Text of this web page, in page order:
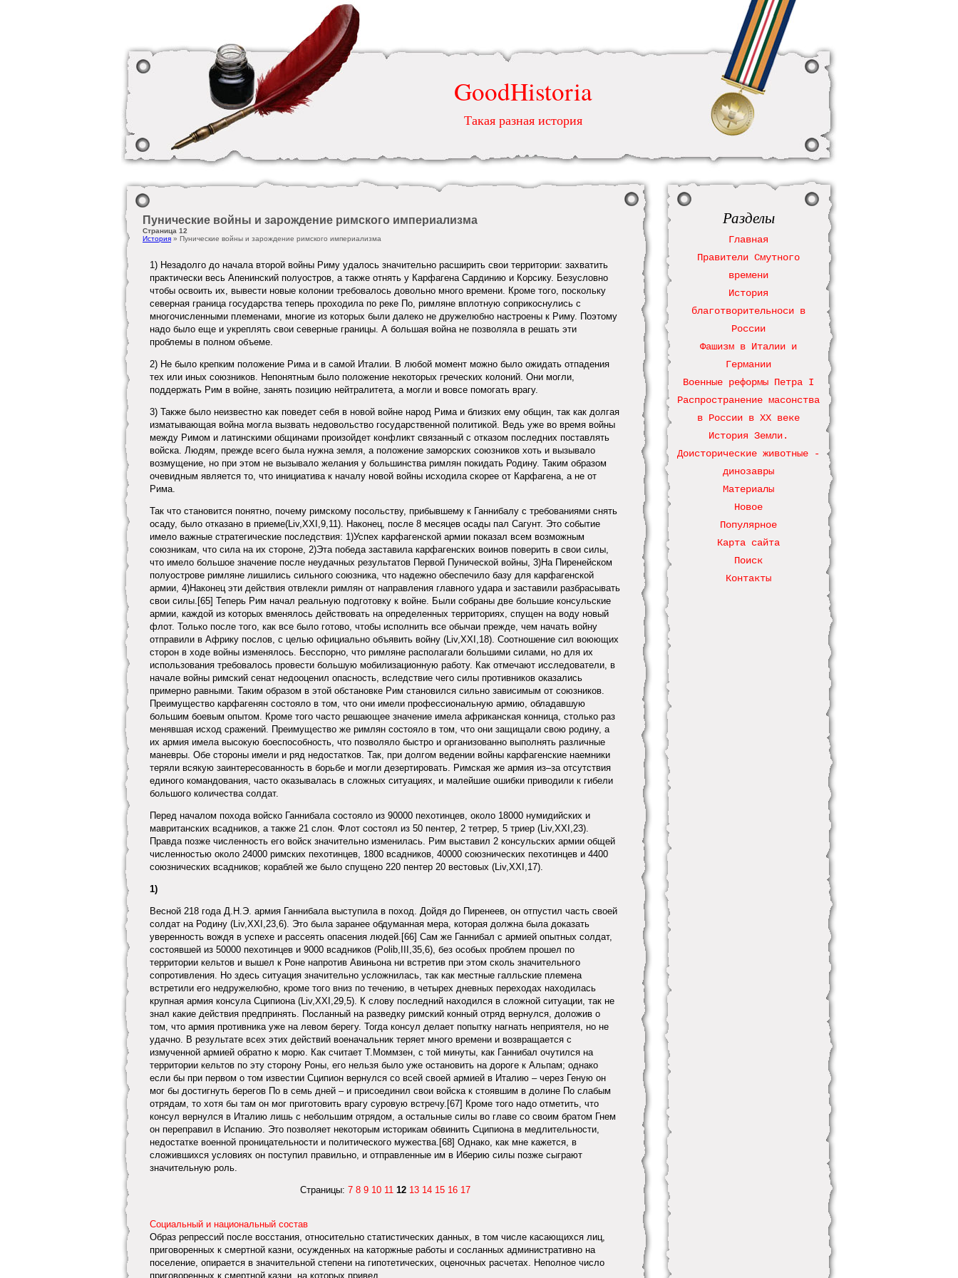
GoodHistoria
Такая разная история
Пунические войны и зарождение римского империализма
Страница 12
История » Пунические войны и зарождение римского империализма
1) Незадолго до начала второй войны Риму удалось значительно расширить свои территории: захватить
практически весь Апенинский полуостров, а также отнять у Карфагена Сардинию и Корсику. Безусловно
чтобы освоить их, вывести новые колонии требовалось довольно много времени. Кроме того, поскольку
северная граница государства теперь проходила по реке По, римляне вплотную соприкоснулись с
многочисленными племенами, многие из которых были далеко не дружелюбно настроены к Риму. Поэтому
надо было еще и укреплять свои северные границы. А большая война не позволяла в решать эти
проблемы в полном объеме.
2) Не было крепким положение Рима и в самой Италии. В любой момент можно было ожидать отпадения
тех или иных союзников. Непонятным было положение некоторых греческих колоний. Они могли,
поддержать Рим в войне, занять позицию нейтралитета, а могли и вовсе помогать врагу.
3) Также было неизвестно как поведет себя в новой войне народ Рима и близких ему общин, так как долгая
изматывающая война могла вызвать недовольство государственной политикой. Ведь уже во время войны
между Римом и латинскими общинами произойдет конфликт связанный с отказом последних поставлять
войска. Людям, прежде всего была нужна земля, а положение заморских союзников хоть и вызывало
возмущение, но при этом не вызывало желания у большинства римлян покидать Родину. Таким образом
очевидным является то, что инициатива к началу новой войны исходила скорее от Карфагена, а не от
Рима.
Так что становится понятно, почему римскому посольству, прибывшему к Ганнибалу с требованиями снять
осаду, было отказано в приеме(Liv,XXI,9,11). Наконец, после 8 месяцев осады пал Сагунт. Это событие
имело важные стратегические последствия: 1)Успех карфагенской армии показал всем возможным
союзникам, что сила на их стороне, 2)Эта победа заставила карфагенских воинов поверить в свои силы,
что имело большое значение после неудачных результатов Первой Пунической войны, 3)На Пиренейском
полуострове римляне лишились сильного союзника, что надежно обеспечило базу для карфагенской
армии, 4)Наконец эти действия отвлекли римлян от направления главного удара и заставили разбрасывать
свои силы.[65] Теперь Рим начал реальную подготовку к войне. Были собраны две большие консульские
армии, каждой из которых вменялось действовать на определенных территориях, спущен на воду новый
флот. Только после того, как все было готово, чтобы исполнить все обычаи прежде, чем начать войну
отправили в Африку послов, с целью официально объявить войну (Liv,XXI,18). Соотношение сил воюющих
сторон в ходе войны изменялось. Бесспорно, что римляне располагали большими силами, но для их
использования требовалось провести большую мобилизационную работу. Как отмечают исследователи, в
начале войны римский сенат недооценил опасность, вследствие чего силы противников оказались
примерно равными. Таким образом в этой обстановке Рим становился сильно зависимым от союзников.
Преимущество карфагенян состояло в том, что они имели профессиональную армию, обладавшую
большим боевым опытом. Кроме того часто решающее значение имела африканская конница, столько раз
менявшая исход сражений. Преимущество же римлян состояло в том, что они защищали свою родину, а
их армия имела высокую боеспособность, что позволяло быстро и организованно выполнять различные
маневры. Обе стороны имели и ряд недостатков. Так, при долгом ведении войны карфагенские наемники
теряли всякую заинтересованность в борьбе и могли дезертировать. Римская же армия из–за отсутствия
единого командования, часто оказывалась в сложных ситуациях, и малейшие ошибки приводили к гибели
большого количества солдат.
Перед началом похода войско Ганнибала состояло из 90000 пехотинцев, около 18000 нумидийских и
мавританских всадников, а также 21 слон. Флот состоял из 50 пентер, 2 тетрер, 5 триер (Liv,XXI,23).
Правда позже численность его войск значительно изменилась. Рим выставил 2 консульских армии общей
численностью около 24000 римских пехотинцев, 1800 всадников, 40000 союзнических пехотинцев и 4400
союзнических всадников; кораблей же было спущено 220 пентер 20 вестовых (Liv,XXI,17).
1)
Весной 218 года Д.Н.Э. армия Ганнибала выступила в поход. Дойдя до Пиренеев, он отпустил часть своей
солдат на Родину (Liv,XXI,23,6). Это была заранее обдуманная мера, которая должна была доказать
уверенность вождя в успехе и рассеять опасения людей.[66] Сам же Ганнибал с армией опытных солдат,
состоявшей из 50000 пехотинцев и 9000 всадников (Polib,III,35,6), без особых проблем прошел по
территории кельтов и вышел к Роне напротив Авиньона ни встретив при этом сколь значительного
сопротивления. Но здесь ситуация значительно усложнилась, так как местные галльские племена
встретили его недружелюбно, кроме того вниз по течению, в четырех дневных переходах находилась
крупная армия консула Сципиона (Liv,XXI,29,5). К слову последний находился в сложной ситуации, так не
знал какие действия предпринять. Посланный на разведку римский конный отряд вернулся, доложив о
том, что армия противника уже на левом берегу. Тогда консул делает попытку нагнать неприятеля, но не
удачно. В результате всех этих действий военачальник теряет много времени и возвращается с
измученной армией обратно к морю. Как считает Т.Моммзен, с той минуты, как Ганнибал очутился на
территории кельтов по эту сторону Роны, его нельзя было уже остановить на дороге к Альпам; однако
если бы при первом о том известии Сципион вернулся со всей своей армией в Италию – через Геную он
мог бы достигнуть берегов По в семь дней – и присоединил свои войска к стоявшим в долине По слабым
отрядам, то хотя бы там он мог приготовить врагу суровую встречу.[67] Кроме того надо отметить, что
консул вернулся в Италию лишь с небольшим отрядом, а остальные силы во главе со своим братом Гнем
он переправил в Испанию. Это позволяет некоторым историкам обвинить Сципиона в медлительности,
недостатке военной проницательности и политического мужества.[68] Однако, как мне кажется, в
сложившихся условиях он поступил правильно, и отправленные им в Иберию силы позже сыграют
значительную роль.
Страницы: 7 8 9 10 11 12 13 14 15 16 17
Социальный и национальный состав
Образ репрессий после восстания, относительно статистических данных, в том числе касающихся лиц,
приговоренных к смертной казни, осужденных на каторжные работы и сосланных административно на
поселение, опирается в значительной степени на гипотетических, оценочных расчетах. Неполное число
приговоренных к смертной казни, на которых привед ...
Разделы
Главная
Правители Смутного
времени
История
благотворительноси в
России
Фашизм в Италии и
Германии
Военные реформы Петра І
Распространение масонства
в России в ХХ веке
История Земли.
Доисторические животные -
динозавры
Материалы
Новое
Популярное
Карта сайта
Поиск
Контакты